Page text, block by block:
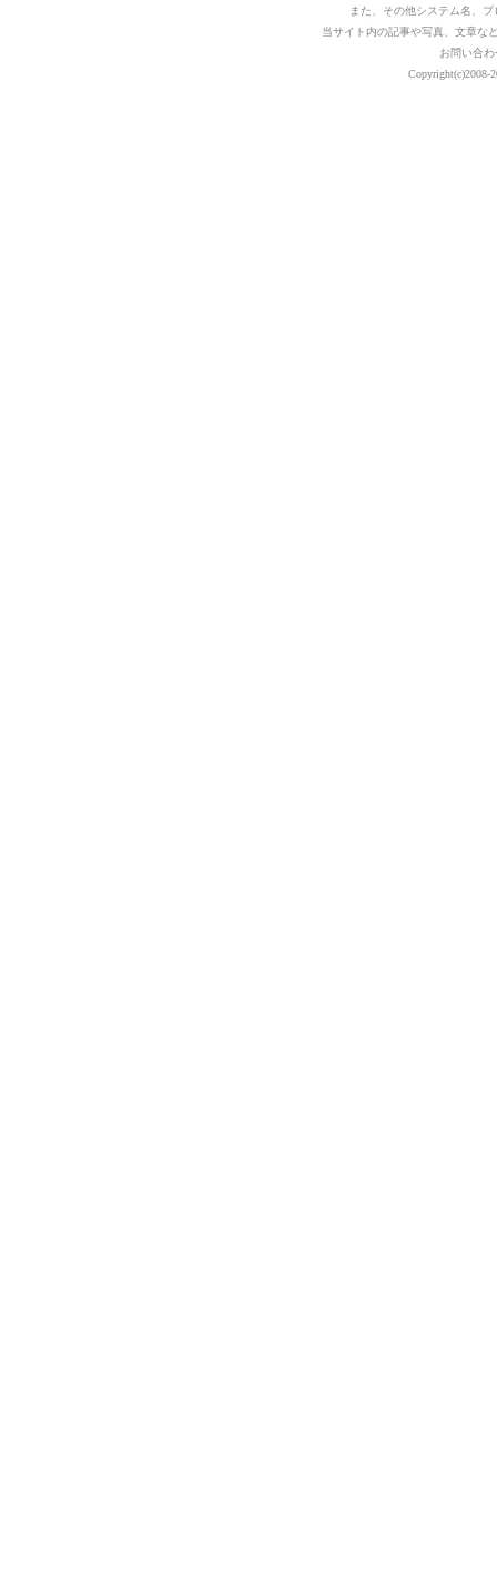
また、その他システム名、
当サイト内の記事や写真、文章な
お問い合わ
Copyright(c)2008-